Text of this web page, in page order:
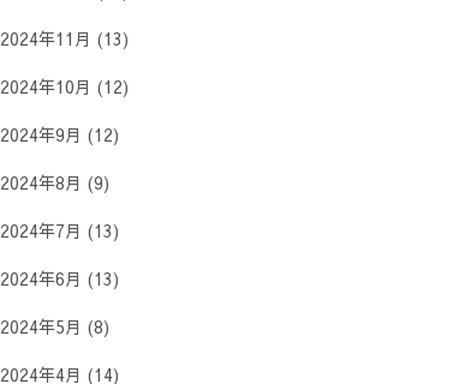
2024年11月 (13)
2024年10月 (12)
2024年9月 (12)
2024年8月 (9)
2024年7月 (13)
2024年6月 (13)
2024年5月 (8)
2024年4月 (14)